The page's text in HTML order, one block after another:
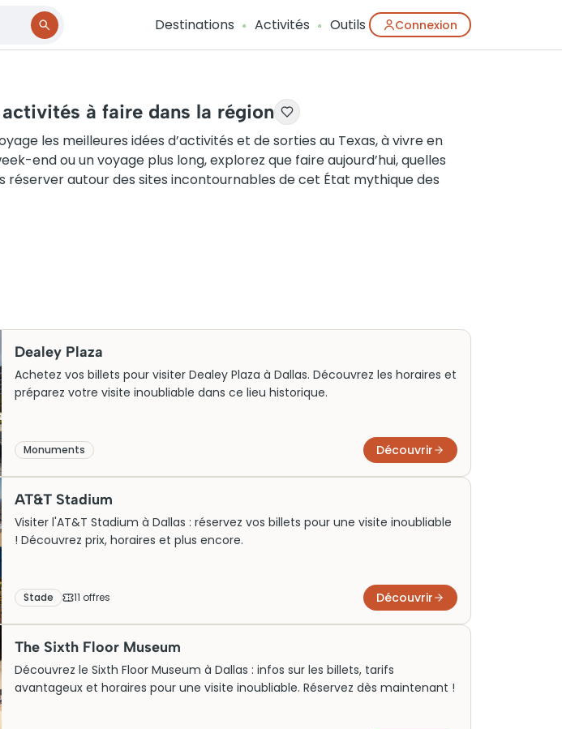
Destinations Activités Outils Connexion
à faire dans la région
les meilleures idées d’activités et de sorties au Texas, à vivre en
end ou un voyage plus long, explorez que faire aujourd’hui, quelles
réserver autour des sites incontournables de cet État mythique des
Dealey Plaza
Achetez vos billets pour visiter Dealey Plaza à Dallas. Découvrez les horaires et
préparez votre visite inoubliable dans ce lieu historique.
Monuments Découvrir
AT&T Stadium
Visiter l'AT&T Stadium à Dallas : réservez vos billets pour une visite inoubliable
! Découvrez prix, horaires et plus encore.
Stade 11 offres Découvrir
The Sixth Floor Museum
Découvrez le Sixth Floor Museum à Dallas : infos sur les billets, tarifs
avantageux et horaires pour une visite inoubliable. Réservez dès maintenant !